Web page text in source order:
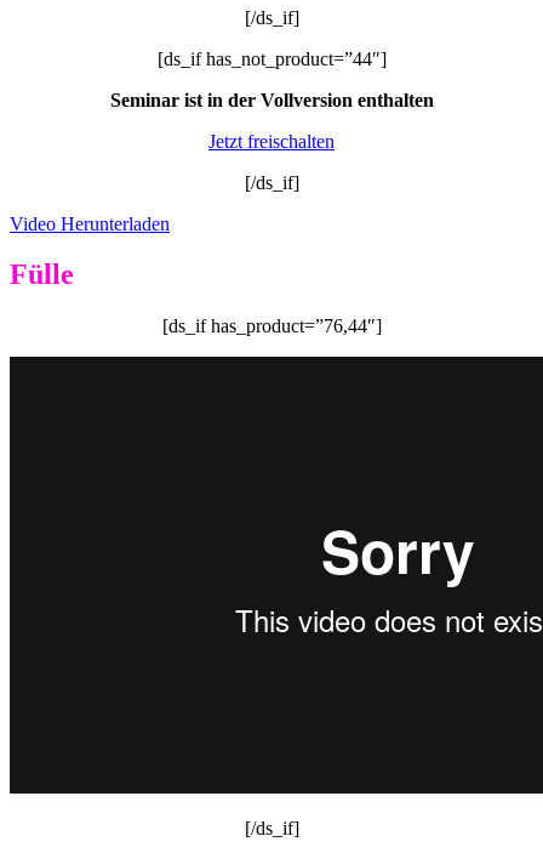
[/ds_if]
[ds_if has_not_product=”44″]
Seminar ist in der Vollversion enthalten
Jetzt freischalten
[/ds_if]
Video Herunterladen
Fülle
[ds_if has_product=”76,44″]
[/ds_if]